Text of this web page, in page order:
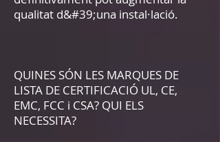
qualitat d&#39;una instal·lació.
QUINES SÓN LES MARQUES DE
LISTA DE CERTIFICACIÓ UL, CE,
EMC, FCC i CSA? QUI ELS
NECESSITA?